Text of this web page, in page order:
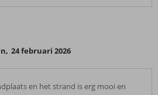
, 24 februari 2026
en het strand is erg mooi en